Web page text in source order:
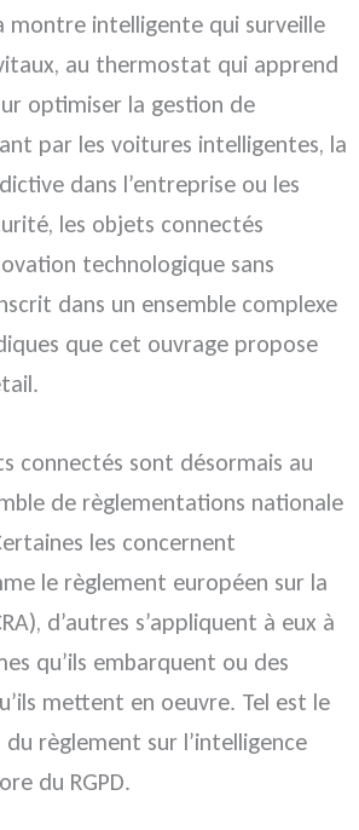
montre intelligente qui surveille
au thermostat qui apprend
optimiser la gestion de
par les voitures intelligentes, la
dans l’entreprise ou les
les objets connectés
technologique sans
dans un ensemble complexe
que cet ouvrage propose
connectés sont désormais au
de règlementations nationale
les concernent
le règlement européen sur la
d’autres s’appliquent à eux à
qu’ils embarquent ou des
mettent en oeuvre. Tel est le
du règlement sur l’intelligence
du RGPD.